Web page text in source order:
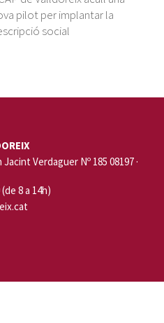
pilot per implantar la
social
Verdaguer Nº 185 08197 ·
8 a 14h)